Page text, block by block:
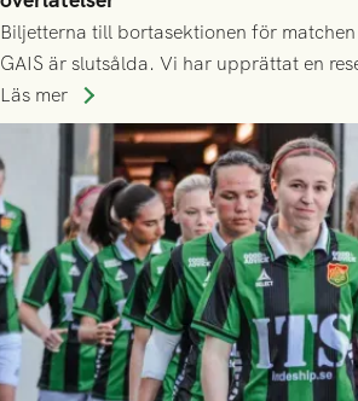
Biljetterna till bortasektionen för
GAIS är slutsålda. Vi har upprättat en
ännu inte har någon biljett kan anmäla
inte själv överlåta din biljett till någon
Läs mer